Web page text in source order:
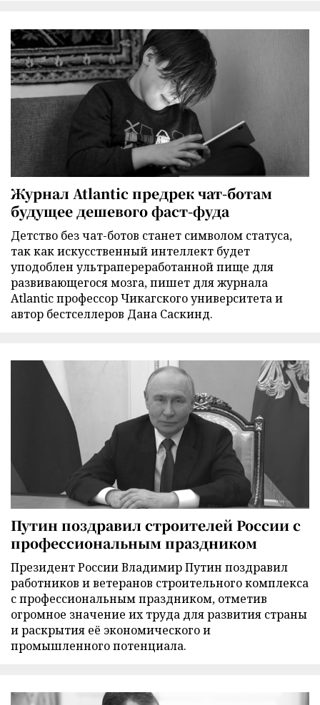
Журнал Atlantic предрек чат-ботам
будущее дешевого фаст-фуда
Детство без чат-ботов станет символом статуса,
так как искусственный интеллект будет
уподоблен ультрапереработанной пище для
развивающегося мозга, пишет для журнала
Atlantic профессор Чикагского университета и
автор бестселлеров Дана Саскинд.
Путин поздравил строителей России с
профессиональным праздником
Президент России Владимир Путин поздравил
работников и ветеранов строительного комплекса
с профессиональным праздником, отметив
огромное значение их труда для развития страны
и раскрытия её экономического и
промышленного потенциала.